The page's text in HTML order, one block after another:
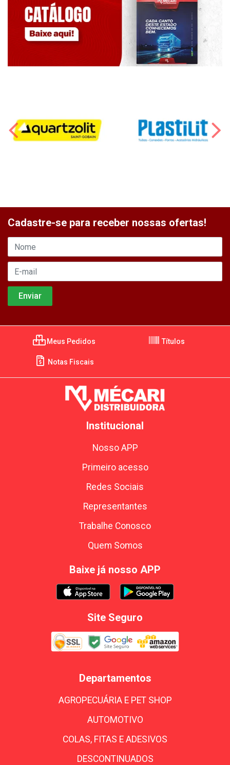
Cadastre-se para receber nossas ofertas!
Meus Pedidos Títulos
Notas Fiscais
Institucional
Nosso APP
Primeiro acesso
Redes Sociais
Representantes
Trabalhe Conosco
Quem Somos
Baixe já nosso APP
Site Seguro
Departamentos
AGROPECUÁRIA E PET SHOP
AUTOMOTIVO
COLAS, FITAS E ADESIVOS
DESCONTINUADOS